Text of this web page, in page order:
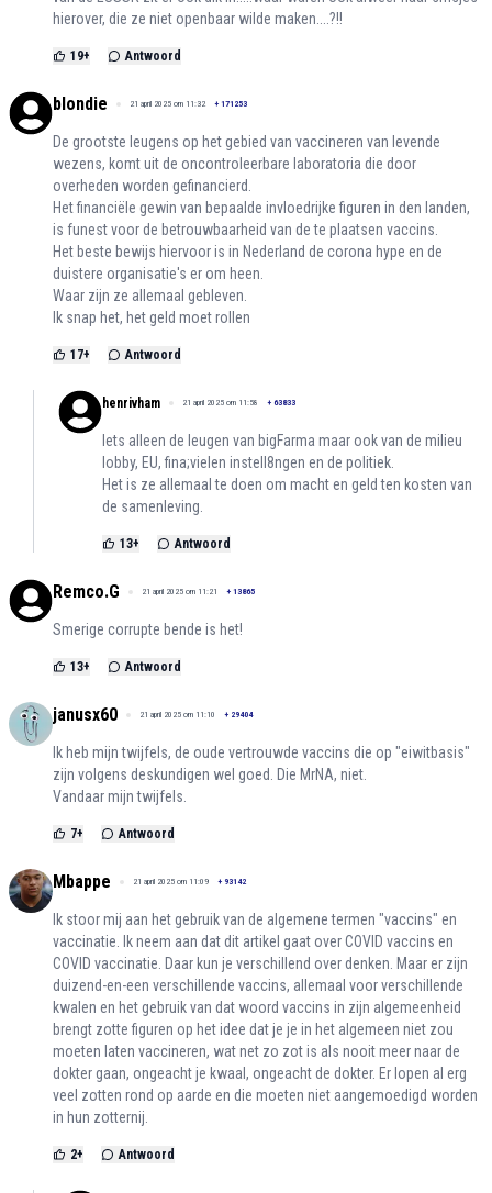
hierover, die ze niet openbaar wilde maken....?!!
19+ Antwoord
blondie 21 april 2025 om 11:32 + 171253
De grootste leugens op het gebied van vaccineren van levende
wezens, komt uit de oncontroleerbare laboratoria die door
overheden worden gefinancierd.
Het financiële gewin van bepaalde invloedrijke figuren in den landen,
is funest voor de betrouwbaarheid van de te plaatsen vaccins.
Het beste bewijs hiervoor is in Nederland de corona hype en de
duistere organisatie's er om heen.
Waar zijn ze allemaal gebleven.
Ik snap het, het geld moet rollen
17+ Antwoord
henrivham 21 april 2025 om 11:58 + 63833
Iets alleen de leugen van bigFarma maar ook van de milieu
lobby, EU, fina;vielen instell8ngen en de politiek.
Het is ze allemaal te doen om macht en geld ten kosten van
de samenleving.
13+ Antwoord
Remco.G 21 april 2025 om 11:21 + 13865
Smerige corrupte bende is het!
13+ Antwoord
janusx60 21 april 2025 om 11:10 + 29404
Ik heb mijn twijfels, de oude vertrouwde vaccins die op "eiwitbasis"
zijn volgens deskundigen wel goed. Die MrNA, niet.
Vandaar mijn twijfels.
7+ Antwoord
Mbappe 21 april 2025 om 11:09 + 93142
Ik stoor mij aan het gebruik van de algemene termen "vaccins" en
vaccinatie. Ik neem aan dat dit artikel gaat over COVID vaccins en
COVID vaccinatie. Daar kun je verschillend over denken. Maar er zijn
duizend-en-een verschillende vaccins, allemaal voor verschillende
kwalen en het gebruik van dat woord vaccins in zijn algemeenheid
brengt zotte figuren op het idee dat je je in het algemeen niet zou
moeten laten vaccineren, wat net zo zot is als nooit meer naar de
dokter gaan, ongeacht je kwaal, ongeacht de dokter. Er lopen al erg
veel zotten rond op aarde en die moeten niet aangemoedigd worden
in hun zotternij.
2+ Antwoord